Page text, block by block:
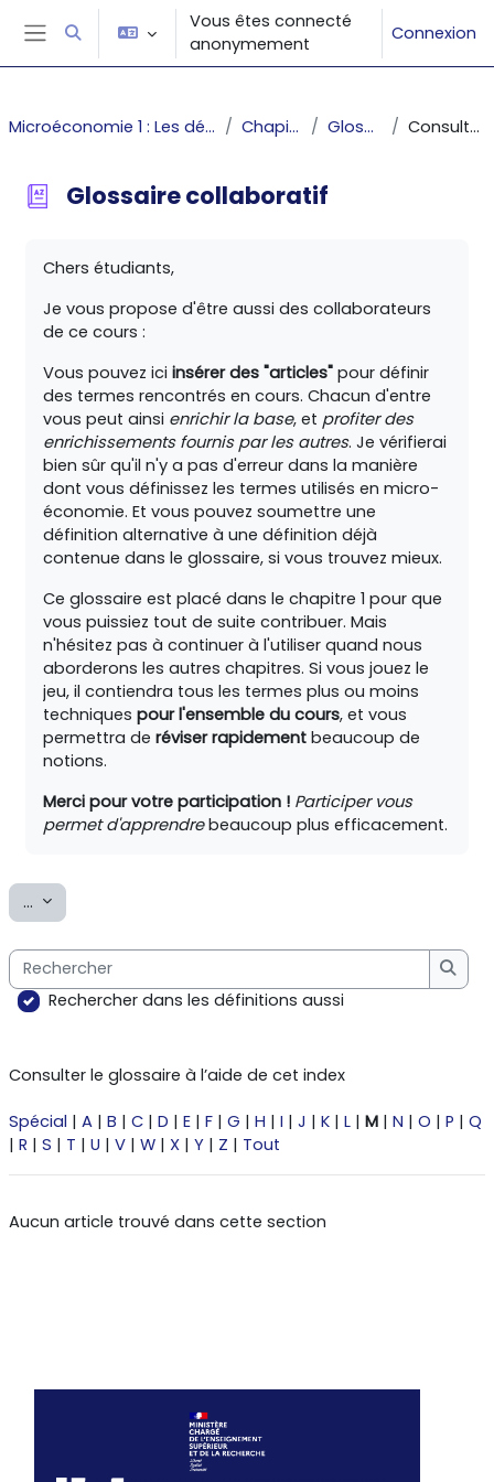
Passer au contenu principal
Panneau latéral
Activer/désactiver la saisie de recherche
Vous êtes connecté
anonymement
Connexion
Microéconomie 1 : Les décisions du producteur et du consommateur Chapitre 1 : Introduction Glossaire collaboratif Consulter alphabétiquement
Glossaire collaboratif
Chers étudiants,
Je vous propose d'être aussi des collaborateurs
de ce cours :
Vous pouvez ici insérer des "articles" pour définir
des termes rencontrés en cours. Chacun d'entre
vous peut ainsi enrichir la base, et profiter des
enrichissements fournis par les autres. Je vérifierai
bien sûr qu'il n'y a pas d'erreur dans la manière
dont vous définissez les termes utilisés en micro-
économie. Et vous pouvez soumettre une
définition alternative à une définition déjà
contenue dans le glossaire, si vous trouvez mieux.
Ce glossaire est placé dans le chapitre 1 pour que
vous puissiez tout de suite contribuer. Mais
n'hésitez pas à continuer à l'utiliser quand nous
aborderons les autres chapitres. Si vous jouez le
jeu, il contiendra tous les termes plus ou moins
techniques pour l'ensemble du cours, et vous
permettra de réviser rapidement beaucoup de
notions.
Merci pour votre participation ! Participer vous
permet d'apprendrebeaucoup plus efficacement.
... Exporter des articles
Rechercher
Rechercher dans les définitions aussi
Consulter le glossaire à l’aide de cet index
Spécial | A | B | C | D | E | F | G | H | I | J | K | L | M | N | O | P | Q
| R | S | T | U | V | W | X | Y | Z | Tout
Aucun article trouvé dans cette section